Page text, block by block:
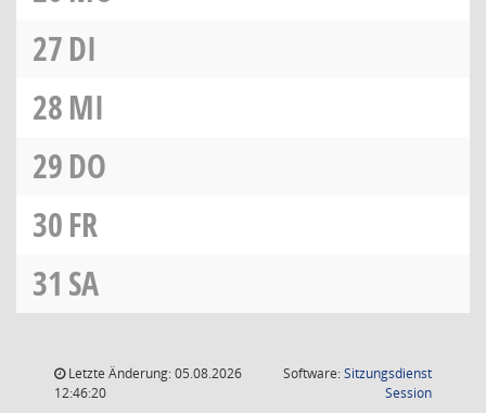
27DI
28MI
29DO
30FR
31 SA
Letzte Änderung: 05.08.2026
12:46:20
Software:Sitzungsdienst
Session(Wird in